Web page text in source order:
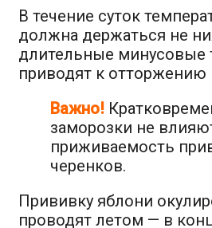
В течение суток
должна держаться не
длительные минусовые
приводят к отторжению
Важно!
заморозки не
приживаемость
черенков.
Прививку яблони
проводят летом — в